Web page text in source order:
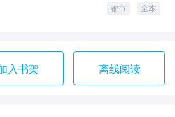
都市 全本
入书架 离线阅读